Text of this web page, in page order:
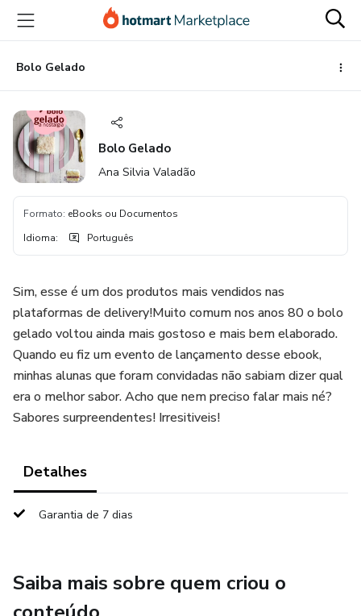
para
conteúdo
principal
para
pagamento
para
rodapé
Bolo Gelado
Bolo Gelado
Ana Silvia Valadão
Formato: eBooks ou Documentos
Idioma: Português
Sim, esse é um dos produtos mais vendidos nas
plataformas de delivery!Muito comum nos anos 80 o bolo
gelado voltou ainda mais gostoso e mais bem elaborado.
Quando eu fiz um evento de lançamento desse ebook,
minhas alunas que foram convidadas não sabiam dizer qual
era o melhor sabor. Acho que nem preciso falar mais né?
Sabores surpreendentes! Irresitiveis!
Detalhes
Garantia de 7 dias
Saiba mais sobre quem criou o